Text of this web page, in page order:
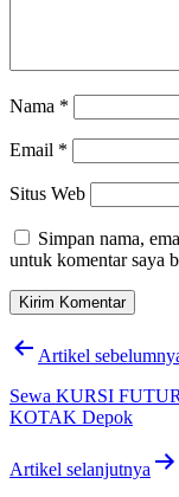
Nama *
Email *
Situs Web
Simpan nama,
untuk komentar saya
Navigasi
Artikel
Sewa KURSI
KOTAK Depok
Artikel selanjutnya